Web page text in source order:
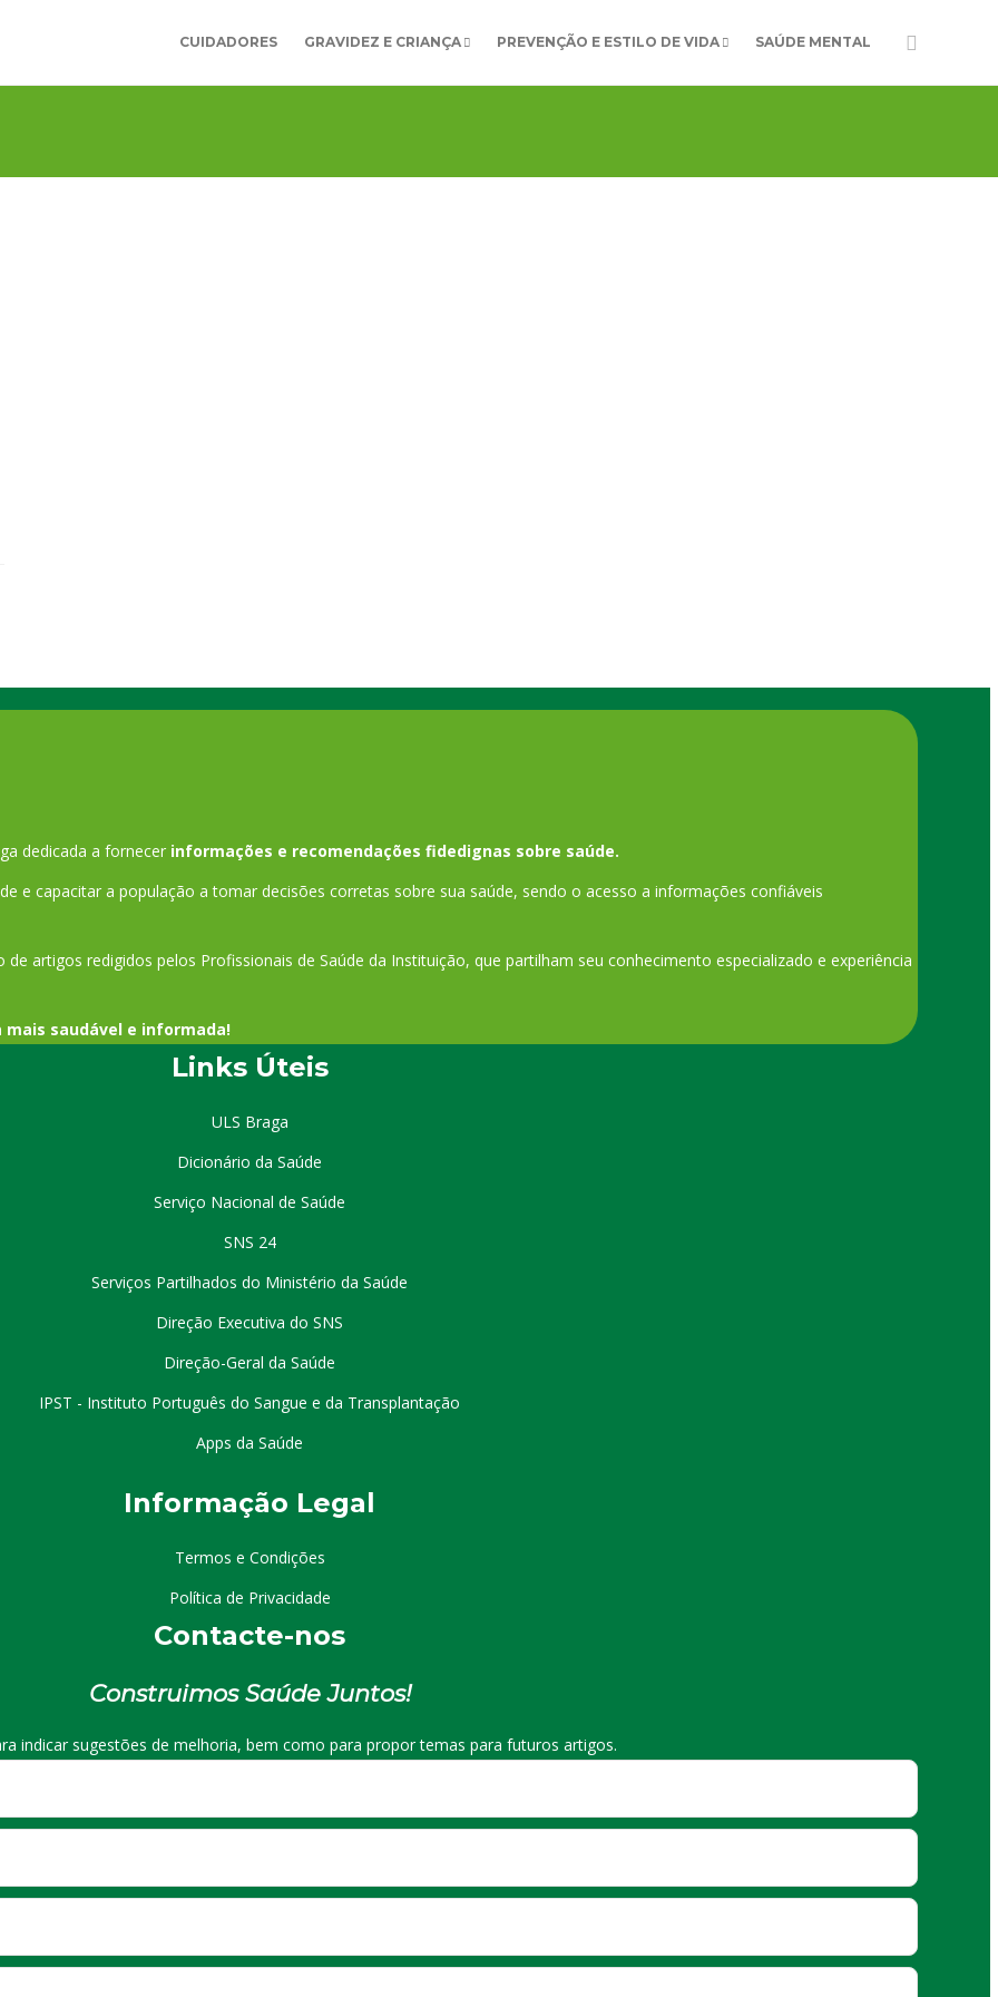
CUIDADORES GRAVIDEZ E CRIANÇA PREVENÇÃO E ESTILO DE VIDA SAÚDE MENTAL
dedicada a fornecer informações e recomendações fidedignas sobre saúde.
e capacitar a população a tomar decisões corretas sobre sua saúde, sendo o acesso a informações confiáveis
artigos redigidos pelos Profissionais de Saúde da Instituição, que partilham seu conhecimento especializado e experiência
mais saudável e informada!
Links Úteis
ULS Braga
Dicionário da Saúde
Serviço Nacional de Saúde
SNS 24
Serviços Partilhados do Ministério da Saúde
Direção Executiva do SNS
Direção-Geral da Saúde
IPST - Instituto Português do Sangue e da Transplantação
Apps da Saúde
Informação Legal
Termos e Condições
Política de Privacidade
Contacte-nos
Construimos Saúde Juntos!
indicar sugestões de melhoria, bem como para propor temas para futuros artigos.